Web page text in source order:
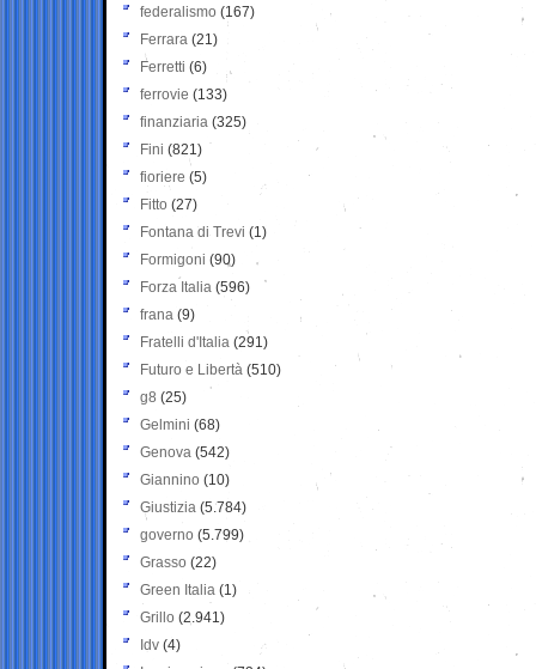
federalismo (167)
Ferrara (21)
Ferretti (6)
ferrovie (133)
finanziaria (325)
Fini (821)
fioriere (5)
Fitto (27)
Fontana di Trevi (1)
Formigoni (90)
Forza Italia (596)
frana (9)
Fratelli d'Italia (291)
Futuro e Libertà (510)
g8 (25)
Gelmini (68)
Genova (542)
Giannino (10)
Giustizia (5.784)
governo (5.799)
Grasso (22)
Green Italia (1)
Grillo (2.941)
Idv (4)